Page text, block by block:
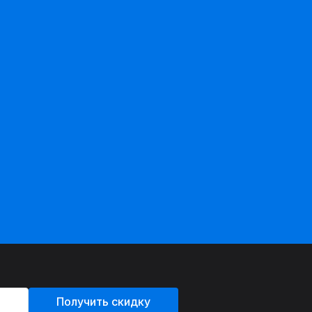
Получить скидку